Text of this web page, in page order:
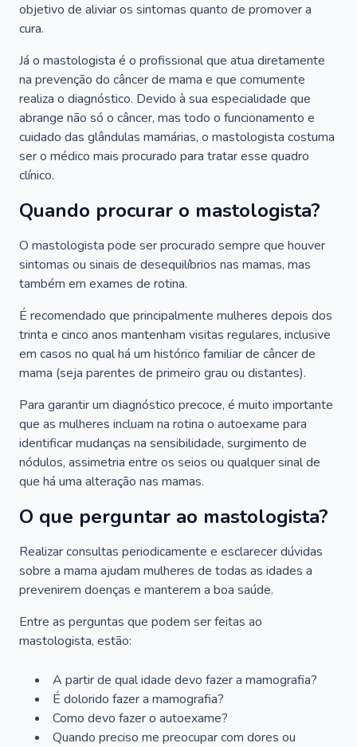
objetivo de aliviar os sintomas quanto de promover a
cura.
Já o mastologista é o profissional que atua diretamente
na prevenção do câncer de mama e que comumente
realiza o diagnóstico. Devido à sua especialidade que
abrange não só o câncer, mas todo o funcionamento e
cuidado das glândulas mamárias, o mastologista costuma
ser o médico mais procurado para tratar esse quadro
clínico.
Quando procurar o mastologista?
O mastologista pode ser procurado sempre que houver
sintomas ou sinais de desequilíbrios nas mamas, mas
também em exames de rotina.
É recomendado que principalmente mulheres depois dos
trinta e cinco anos mantenham visitas regulares, inclusive
em casos no qual há um histórico familiar de câncer de
mama (seja parentes de primeiro grau ou distantes).
Para garantir um diagnóstico precoce, é muito importante
que as mulheres incluam na rotina o autoexame para
identificar mudanças na sensibilidade, surgimento de
nódulos, assimetria entre os seios ou qualquer sinal de
que há uma alteração nas mamas.
O que perguntar ao mastologista?
Realizar consultas periodicamente e esclarecer dúvidas
sobre a mama ajudam mulheres de todas as idades a
prevenirem doenças e manterem a boa saúde.
Entre as perguntas que podem ser feitas ao
mastologista, estão:
A partir de qual idade devo fazer a mamografia?
É dolorido fazer a mamografia?
Como devo fazer o autoexame?
Quando preciso me preocupar com dores ou